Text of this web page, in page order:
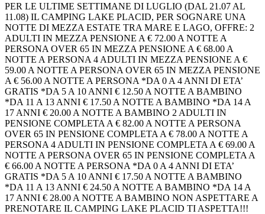
PER LE ULTIME SETTIMANE DI LUGLIO (DAL 21.07 AL
11.08) IL CAMPING LAKE PLACID, PER SOGNARE UNA
NOTTE DI MEZZA ESTATE TRA MARE E LAGO, OFFRE: 2
ADULTI IN MEZZA PENSIONE A € 72.00 A NOTTE A
PERSONA OVER 65 IN MEZZA PENSIONE A € 68.00 A
NOTTE A PERSONA 4 ADULTI IN MEZZA PENSIONE A €
59.00 A NOTTE A PERSONA OVER 65 IN MEZZA PENSIONE
A € 56.00 A NOTTE A PERSONA *DA 0 A 4 ANNI DI ETA’
GRATIS *DA 5 A 10 ANNI € 12.50 A NOTTE A BAMBINO
*DA 11 A 13 ANNI € 17.50 A NOTTE A BAMBINO *DA 14 A
17 ANNI € 20.00 A NOTTE A BAMBINO 2 ADULTI IN
PENSIONE COMPLETA A € 82.00 A NOTTE A PERSONA
OVER 65 IN PENSIONE COMPLETA A € 78.00 A NOTTE A
PERSONA 4 ADULTI IN PENSIONE COMPLETA A € 69.00 A
NOTTE A PERSONA OVER 65 IN PENSIONE COMPLETA A
€ 66.00 A NOTTE A PERSONA *DA 0 A 4 ANNI DI ETA’
GRATIS *DA 5 A 10 ANNI € 17.50 A NOTTE A BAMBINO
*DA 11 A 13 ANNI € 24.50 A NOTTE A BAMBINO *DA 14 A
17 ANNI € 28.00 A NOTTE A BAMBINO NON ASPETTARE A
PRENOTARE IL CAMPING LAKE PLACID TI ASPETTA!!!